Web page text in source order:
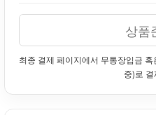
상품
최종 결제 페이지에서 무통장입금
중)로